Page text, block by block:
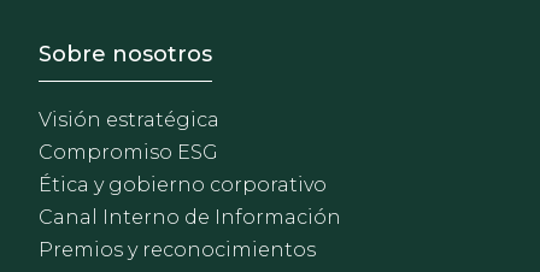
Footer - Sobre Nosotros
Sobre nosotros
Visión estratégica
Compromiso ESG
Ética y gobierno corporativo
Canal Interno de Información
Premios y reconocimientos